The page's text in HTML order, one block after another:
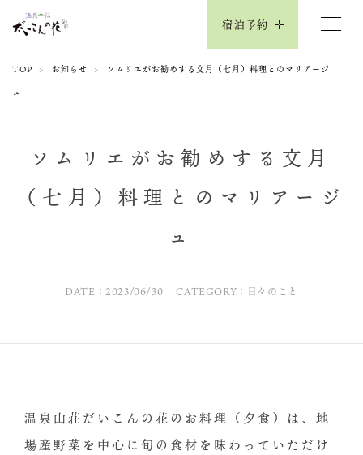
宿泊予約
TOP お知らせ
ソムリエがお勧めする文月（七月）料理とのマリアージ
ュ
ソムリエがお勧めする文月
（七月）料理とのマリアージ
ュ
DATE：2023/06/30 CATEGORY：日々のこと
温泉山荘だいこんの花のお料理（夕食）は、地
場産野菜を中心に旬の食材を味わっていただけ